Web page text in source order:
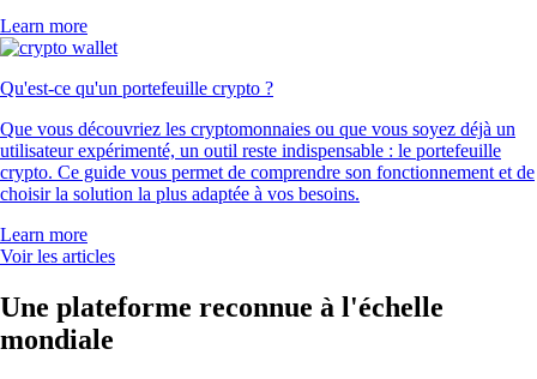
Learn more
Qu'est-ce qu'un portefeuille crypto ?
Que vous découvriez les cryptomonnaies ou que vous soyez déjà un
utilisateur expérimenté, un outil reste indispensable : le portefeuille
crypto. Ce guide vous permet de comprendre son fonctionnement et de
choisir la solution la plus adaptée à vos besoins.
Learn more
Voir les articles
Une plateforme reconnue à l'échelle
mondiale